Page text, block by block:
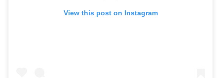
View this post on Instagram